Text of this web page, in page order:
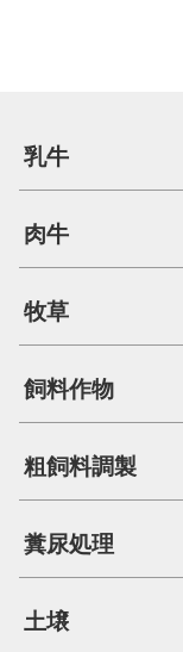
乳牛
肉牛
牧草
飼料作物
粗飼料調製
糞尿処理
土壌